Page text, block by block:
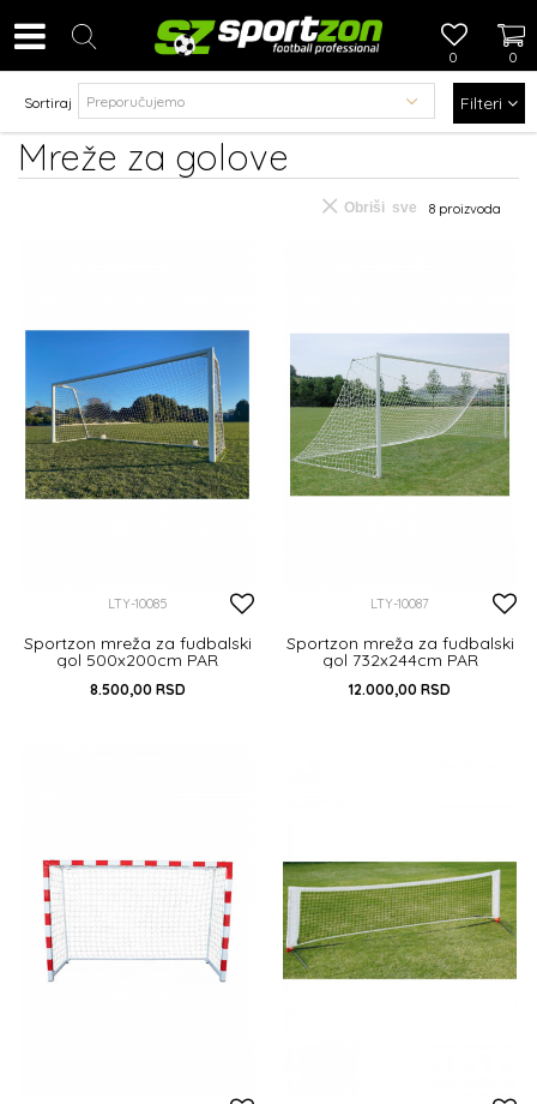
0
0
Mreže za golove
Sortiraj Filteri
8 proizvoda
Obriši sve
LTY-10085
Sportzon mreža za fudbalski
gol 500x200cm PAR
8.500,00 RSD
LTY-10087
Sportzon mreža za fudbalski
gol 732x244cm PAR
12.000,00 RSD